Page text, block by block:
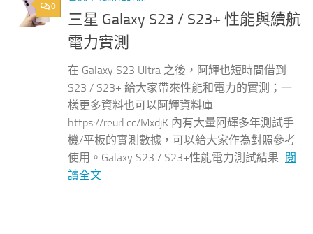
0
三星 Galaxy S23 / S23+ 性能與續航
電力實測
在 Galaxy S23 Ultra 之後，阿輝也短時間借到
S23 / S23+ 給大家帶來性能和電力的實測；一
樣更多資料也可以阿輝資料庫
https://reurl.cc/MxdjK 內有大量阿輝多年測試手
機/平板的實測數據，可以給大家作為對照參考
使用。Galaxy S23 / S23+性能電力測試結果...閱
讀全文